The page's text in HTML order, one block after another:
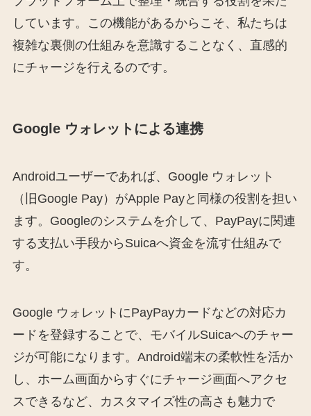
しています。この機能があるからこそ、私たちは
複雑な裏側の仕組みを意識することなく、直感的
にチャージを行えるのです。
Google ウォレットによる連携
Androidユーザーであれば、Google ウォレット
（旧Google Pay）がApple Payと同様の役割を担い
ます。Googleのシステムを介して、PayPayに関連
する支払い手段からSuicaへ資金を流す仕組みで
す。
Google ウォレットにPayPayカードなどの対応カ
ードを登録することで、モバイルSuicaへのチャー
ジが可能になります。Android端末の柔軟性を活か
し、ホーム画面からすぐにチャージ画面へアクセ
スできるなど、カスタマイズ性の高さも魅力で